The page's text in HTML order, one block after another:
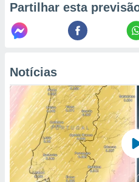
de
fontes,
e melhorar
dados
através
Partilhar esta
Notícias